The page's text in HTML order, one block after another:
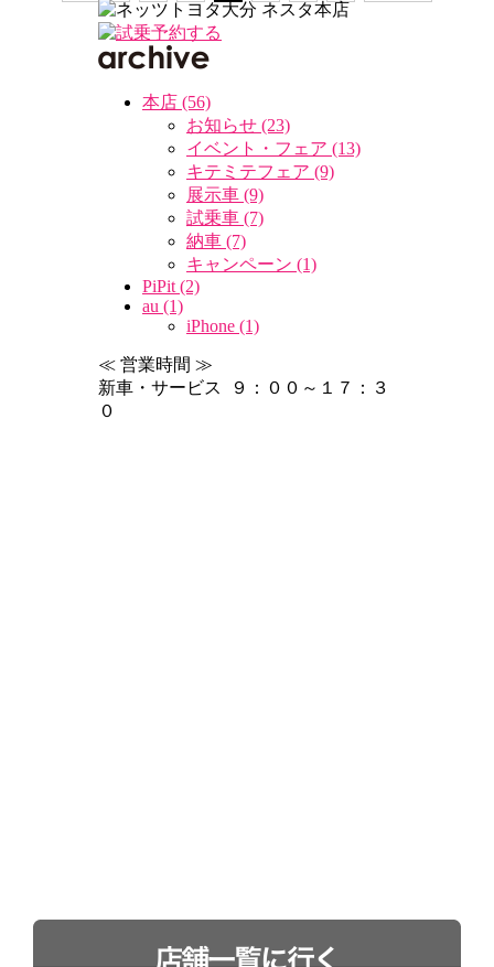
本店 (56)
お知らせ (23)
イベント・フェア (13)
キテミテフェア (9)
展示車 (9)
試乗車 (7)
納車 (7)
キャンペーン (1)
PiPit (2)
au (1)
iPhone (1)
≪ 営業時間 ≫
新車・サービス ９：００～１７：３
０